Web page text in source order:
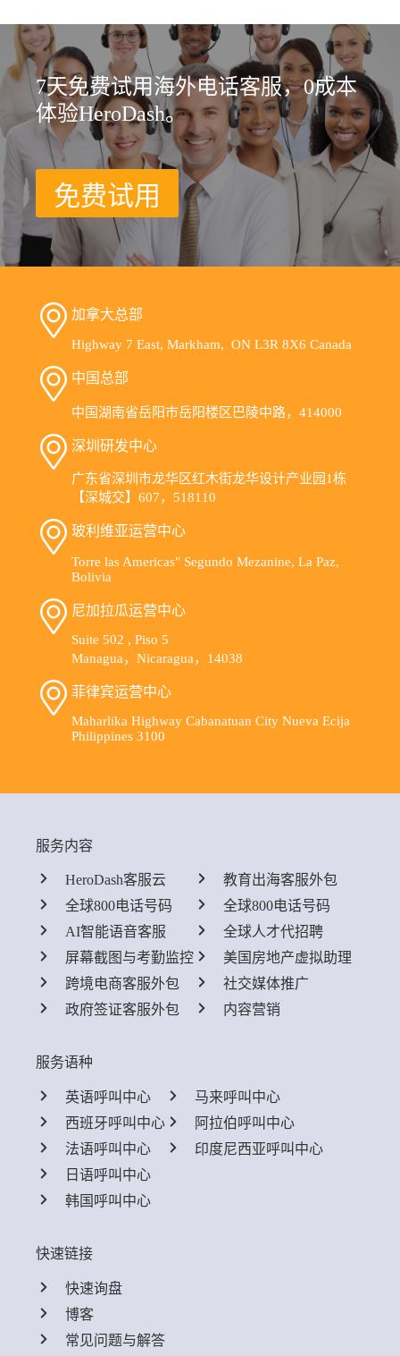
7天免费试用海外电话客服，0成本
体验HeroDash。
免费试用
加拿大总部
Highway 7 East, Markham, ON L3R 8X6 Canada
中国总部
中国湖南省岳阳市岳阳楼区巴陵中路，414000
深圳研发中心
广东省深圳市龙华区红木街龙华设计产业园1栋
【深城交】607，518110
玻利维亚运营中心
Torre las Americas" Segundo Mezanine, La Paz,
Bolivia
尼加拉瓜运营中心
Suite 502 , Piso 5
Managua，Nicaragua，14038
菲律宾运营中心
Maharlika Highway Cabanatuan City Nueva Ecija
Philippines 3100
服务内容
HeroDash客服云
全球800电话号码
AI智能语音客服
屏幕截图与考勤监控
跨境电商客服外包
政府签证客服外包
教育出海客服外包
全球800电话号码
全球人才代招聘
美国房地产虚拟助理
社交媒体推广
内容营销
服务语种
英语呼叫中心
西班牙呼叫中心
法语呼叫中心
日语呼叫中心
韩国呼叫中心
马来呼叫中心
阿拉伯呼叫中心
印度尼西亚呼叫中心
快速链接
快速询盘
博客
常见问题与解答